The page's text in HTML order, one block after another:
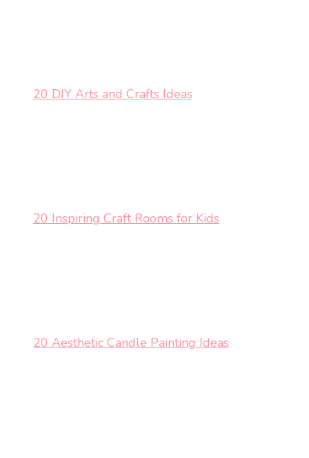
20 DIY Arts and Crafts Ideas
20 Inspiring Craft Rooms for Kids
20 Aesthetic Candle Painting Ideas